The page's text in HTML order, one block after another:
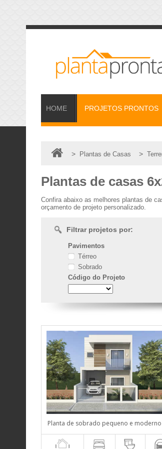
HOME PROJETOS PRONTOS
> Plantas de Casas >
Plantas de casas
Confira abaixo as melhores plantas de
orçamento de projeto personalizado.
Filtrar projetos por:
Pavimentos
Térreo
Sobrado
Código do Projeto
Planta de sobrado pequeno e moderno